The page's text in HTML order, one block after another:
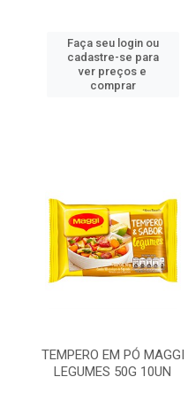
Faça seu login ou
cadastre-se para
ver preços e
comprar
TEMPERO EM PÓ MAGGI
LEGUMES 50G 10UN